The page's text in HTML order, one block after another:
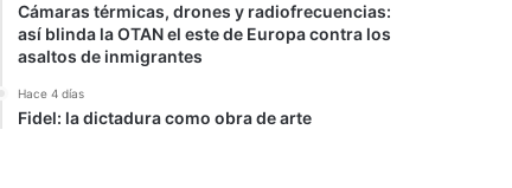
Cámaras térmicas, drones y radiofrecuencias:
así blinda la OTAN el este de Europa contra los
asaltos de inmigrantes
Hace 4 días
Fidel: la dictadura como obra de arte